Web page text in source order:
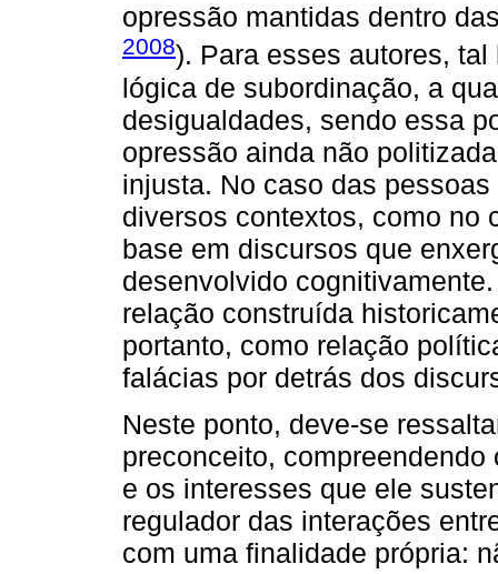
opressão mantidas dentro
2008). Para esses autores,
lógica de subordinação, a
desigualdades, sendo essa
opressão ainda não
injusta. No caso das
diversos contextos, como no
base em discursos que
desenvolvido
relação construída
portanto, como relação
falácias por detrás dos
Neste ponto, deve-se
preconceito,
e os interesses que ele
regulador das interações
com uma finalidade própria: